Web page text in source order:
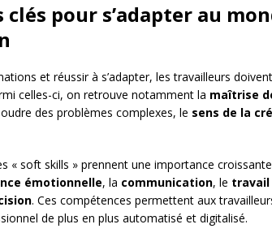
clés pour s’adapter au
et réussir à s’adapter, les travailleurs
celles-ci, on retrouve notamment la maîtrise
des problèmes complexes, le sens de la
« soft skills » prennent une importance
émotionnelle, la communication, le travail
. Ces compétences permettent aux
de plus en plus automatisé et digitalisé.